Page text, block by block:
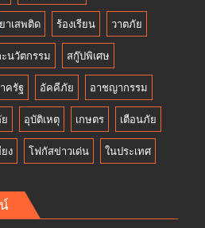
ยาเสพติด ร้องเรียน วาตภัย
นวัตกรรม สกู๊ปพิเศษ
ครัฐ อัคคีภัย อาชญากรรม
อุบัติเหตุ เกษตร เตือนภัย
ง โฟกัสข่าวเด่น ในประเทศ